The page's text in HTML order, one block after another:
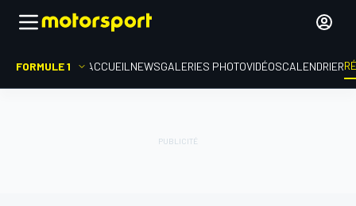
FORMULE 1 ACCUEIL NEWSGALERIES PHOTOVIDÉOSCALENDRIER